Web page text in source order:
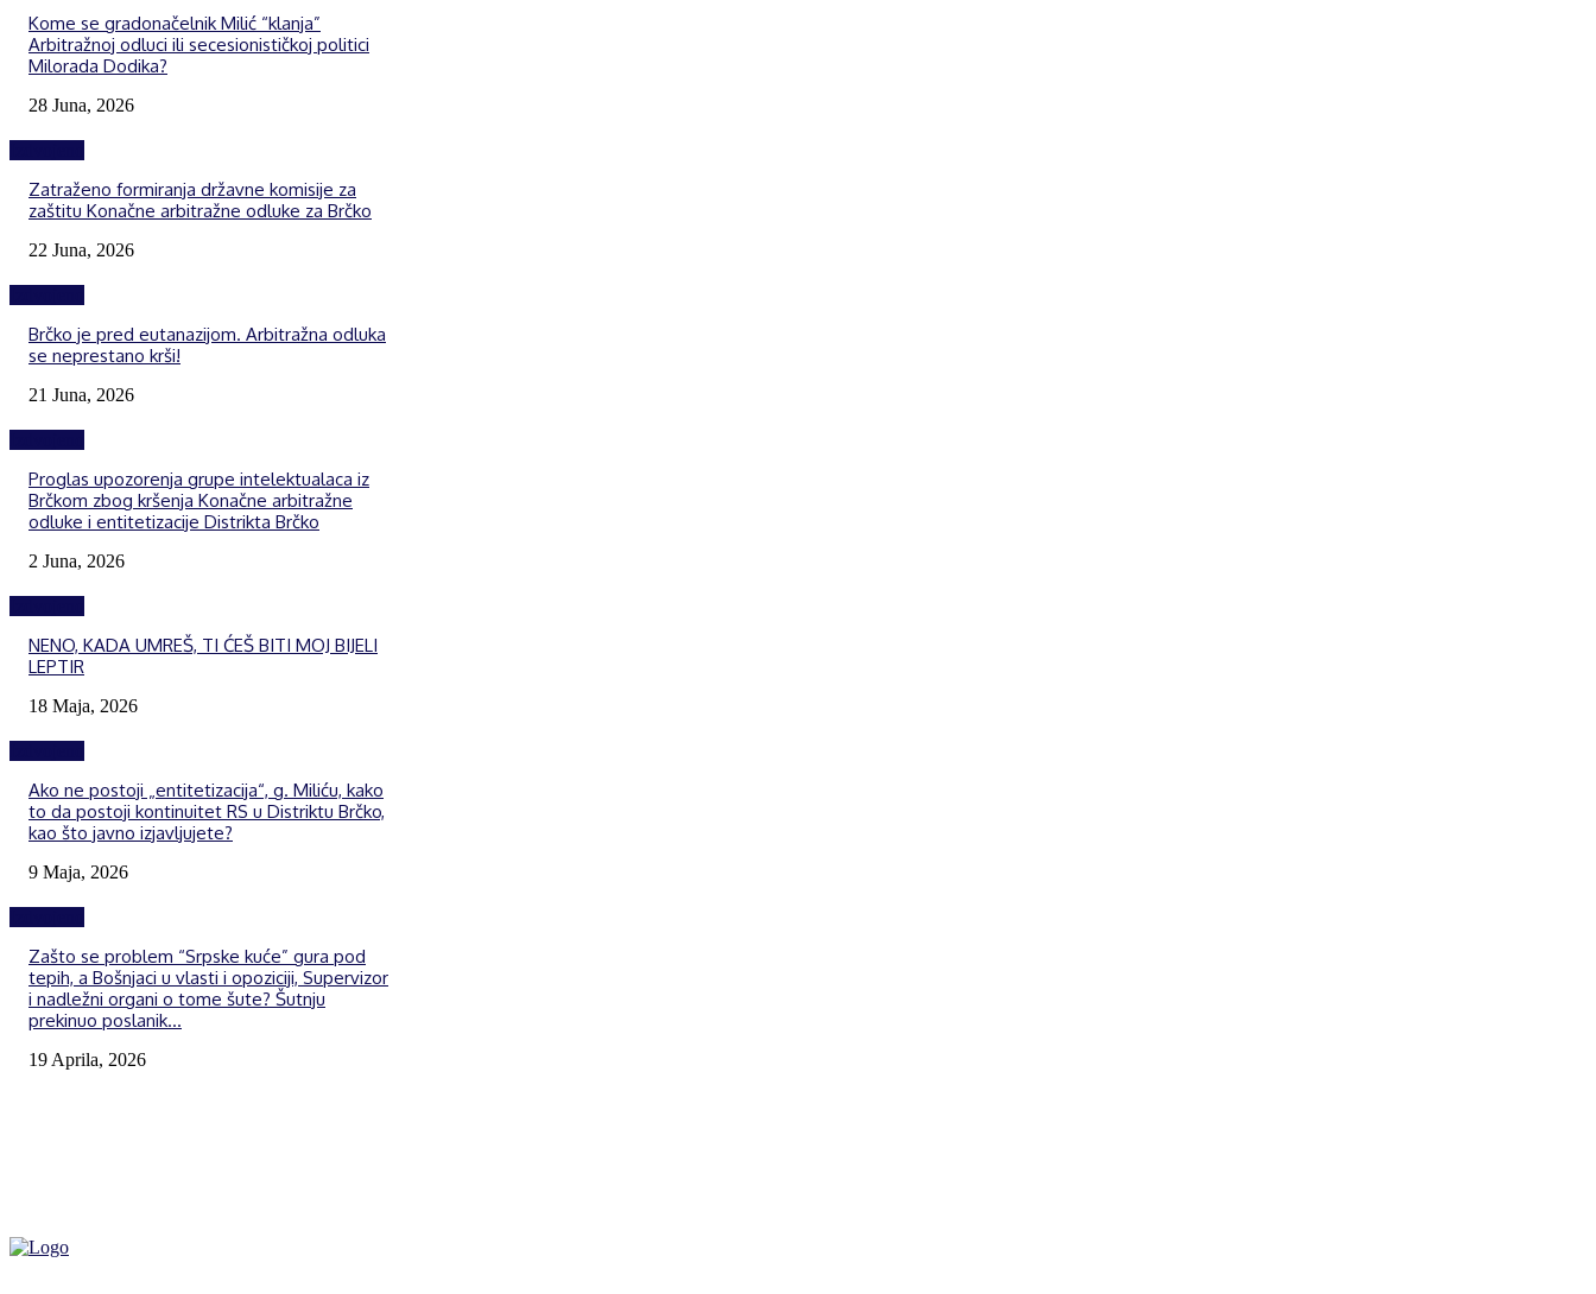
Kome se gradonačelnik Milić “klanja”
Arbitražnoj odluci ili secesionističkoj politici
Milorada Dodika?
28 Juna, 2026
Zatraženo formiranja državne komisije za
zaštitu Konačne arbitražne odluke za Brčko
22 Juna, 2026
Brčko je pred eutanazijom. Arbitražna odluka
se neprestano krši!
21 Juna, 2026
Proglas upozorenja grupe intelektualaca iz
Brčkom zbog kršenja Konačne arbitražne
odluke i entitetizacije Distrikta Brčko
2 Juna, 2026
NENO, KADA UMREŠ, TI ĆEŠ BITI MOJ BIJELI
LEPTIR
18 Maja, 2026
Ako ne postoji „entitetizacija“, g. Miliću, kako
to da postoji kontinuitet RS u Distriktu Brčko,
kao što javno izjavljujete?
9 Maja, 2026
Zašto se problem “Srpske kuće” gura pod
tepih, a Bošnjaci u vlasti i opoziciji, Supervizor
i nadležni organi o tome šute? Šutnju
prekinuo poslanik...
19 Aprila, 2026